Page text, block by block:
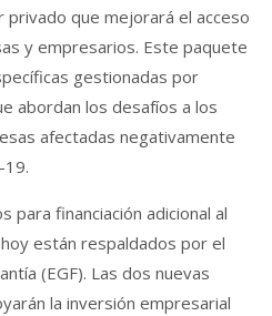
privado que mejorará el acceso
y empresarios. Este paquete
gestionadas por
abordan los desafíos a los
afectadas negativamente
19.
para financiación adicional al
están respaldados por el
(EGF). Las dos nuevas
la inversión empresarial